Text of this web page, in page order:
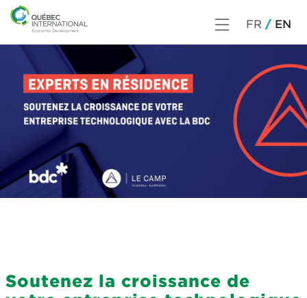
FR EN
Soutenez la croissance de